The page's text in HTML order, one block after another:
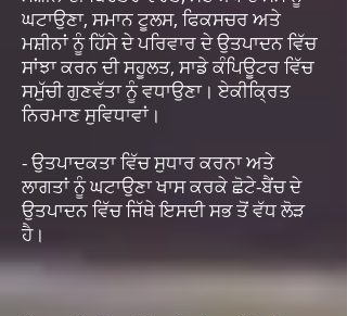
ਘਟਾਉਣਾ, ਸਮਾਨ ਟੂਲਸ, ਫਿਕਸਚਰ ਅਤੇ
ਮਸ਼ੀਨਾਂ ਨੂੰ ਹਿੱਸੇ ਦੇ ਪਰਿਵਾਰ ਦੇ ਉਤਪਾਦਨ ਵਿੱਚ
ਸਾਂਝਾ ਕਰਨ ਦੀ ਸਹੂਲਤ, ਸਾਡੇ ਕੰਪਿਊਟਰ ਵਿੱਚ
ਸਮੁੱਚੀ ਗੁਣਵੱਤਾ ਨੂੰ ਵਧਾਉਣਾ। ਏਕੀਕ੍ਰਿਤ
ਨਿਰਮਾਣ ਸੁਵਿਧਾਵਾਂ।
- ਉਤਪਾਦਕਤਾ ਵਿੱਚ ਸੁਧਾਰ ਕਰਨਾ ਅਤੇ
ਲਾਗਤਾਂ ਨੂੰ ਘਟਾਉਣਾ ਖਾਸ ਕਰਕੇ ਛੋਟੇ-ਬੈਂਚ ਦੇ
ਉਤਪਾਦਨ ਵਿੱਚ ਜਿੱਥੇ ਇਸਦੀ ਸਭ ਤੋਂ ਵੱਧ ਲੋੜ
ਹੈ।